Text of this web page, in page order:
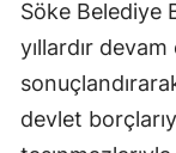
Söke Belediye
yıllardır devam
devlet